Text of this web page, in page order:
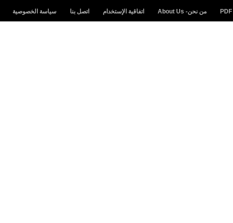
من نحن- About Us اتفاقية الإستخدام اتصل بنا سياسة الخصوصية